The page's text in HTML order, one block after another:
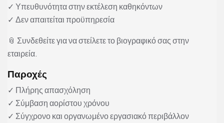
✓ Υπευθυνότητα στην εκτέλεση καθηκόντων
✓ Δεν απαιτείται προϋπηρεσία
📎 Συνδεθείτε για να στείλετε το βιογραφικό σας στην
εταιρεία.
Παροχές
✓ Πλήρης απασχόληση
✓ Σύμβαση αορίστου χρόνου
✓ Σύγχρονο και οργανωμένο εργασιακό περιβάλλον